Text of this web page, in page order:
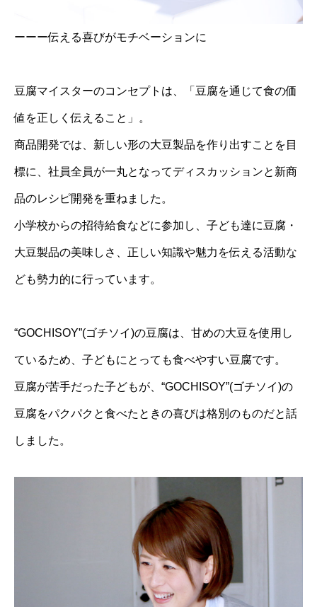
ーーー伝える喜びがモチベーションに
豆腐マイスターのコンセプトは、「豆腐を通じて食の価
値を正しく伝えること」。
商品開発では、新しい形の大豆製品を作り出すことを目
標に、社員全員が一丸となってディスカッションと新商
品のレシピ開発を重ねました。
小学校からの招待給食などに参加し、子ども達に豆腐・
大豆製品の美味しさ、正しい知識や魅力を伝える活動な
ども勢力的に行っています。
“GOCHISOY”(ゴチソイ)の豆腐は、甘めの大豆を使用し
ているため、子どもにとっても食べやすい豆腐です。
豆腐が苦手だった子どもが、“GOCHISOY”(ゴチソイ)の
豆腐をパクパクと食べたときの喜びは格別のものだと話
しました。